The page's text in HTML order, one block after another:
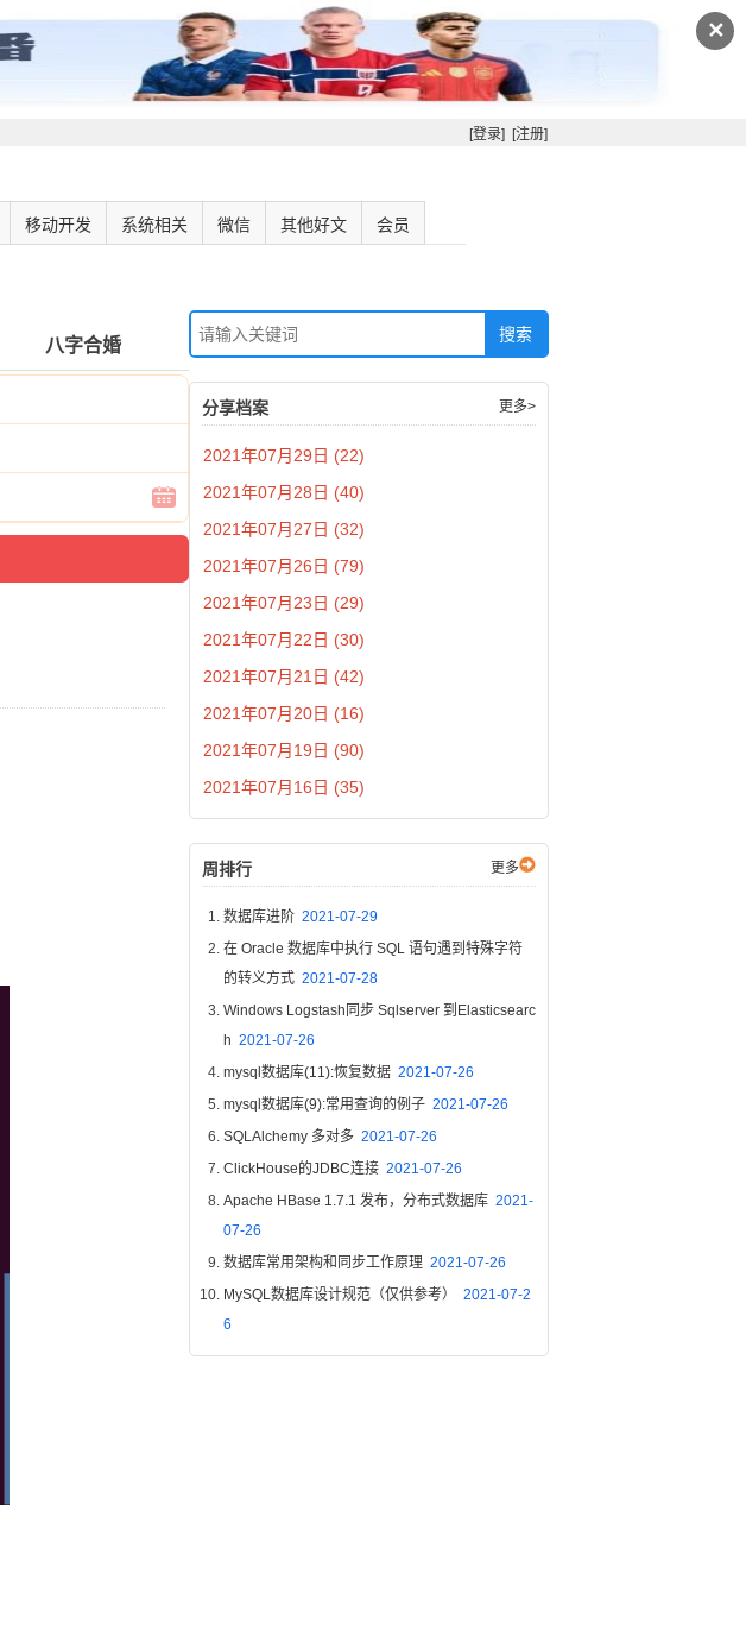
✕
[登录] [注册]
移动开发 系统相关 微信 其他好文 会员
八字合婚
分享档案 更多>
2021年07月29日 (22)
2021年07月28日 (40)
2021年07月27日 (32)
2021年07月26日 (79)
2021年07月23日 (29)
2021年07月22日 (30)
2021年07月21日 (42)
2021年07月20日 (16)
2021年07月19日 (90)
2021年07月16日 (35)
周排行 更多
数据库进阶 2021-07-29
在 Oracle 数据库中执行 SQL 语句遇到特殊字符
的转义方式 2021-07-28
Windows Logstash同步 Sqlserver 到Elasticsearc
h 2021-07-26
mysql数据库(11):恢复数据 2021-07-26
mysql数据库(9):常用查询的例子 2021-07-26
SQLAlchemy 多对多 2021-07-26
ClickHouse的JDBC连接 2021-07-26
Apache HBase 1.7.1 发布，分布式数据库 2021-
07-26
数据库常用架构和同步工作原理 2021-07-26
MySQL数据库设计规范（仅供参考） 2021-07-2
6